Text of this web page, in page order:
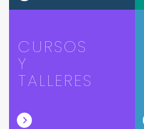
CURSOS
Y
TALLERES